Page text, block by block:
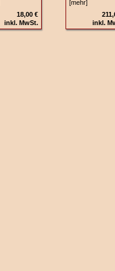
18,00 €
inkl. MwSt.
[mehr]
inkl.